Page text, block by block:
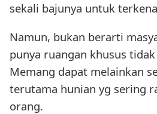
sekali bajunya untuk
Namun, bukan berarti
punya ruangan khusus
Memang dapat melainkan
terutama hunian yg sering
orang.